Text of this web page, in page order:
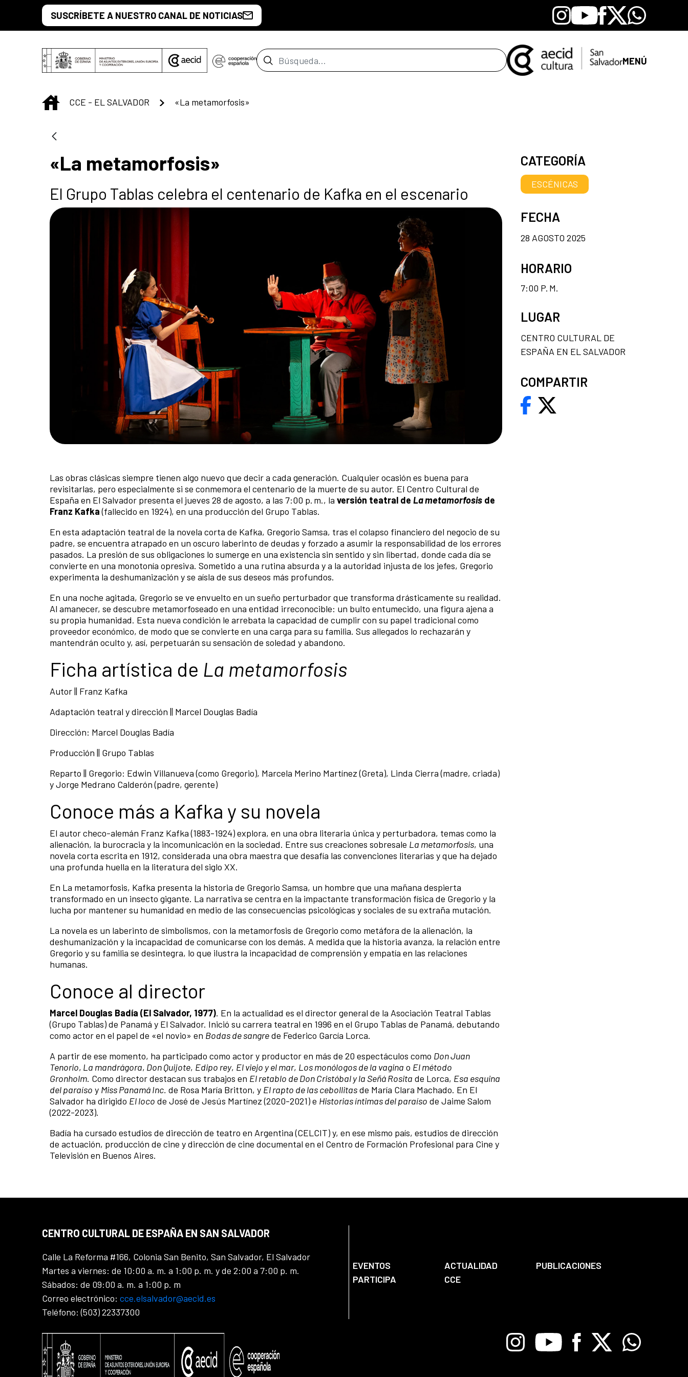
Saltar al contenido principal
SUSCRÍBETE A NUESTRO CANAL DE NOTICIAS Instagram
YoutubeFacebook
X Whatsapp
Barra de búsqueda MENÚ
INICIO
CCE - EL SALVADOR «La metamorfosis»
«La metamorfosis»
El Grupo Tablas celebra el centenario de Kafka en el escenario
Las obras clásicas siempre tienen algo nuevo que decir a cada generación. Cualquier ocasión es buena para
revisitarlas, pero especialmente si se conmemora el centenario de la muerte de su autor. El Centro Cultural de
España en El Salvador presenta el jueves 28 de agosto, a las 7:00 p. m., la versión teatral de La metamorfosis de
Franz Kafka(fallecido en 1924), en una producción del Grupo Tablas.
En esta adaptación teatral de la novela corta de Kafka, Gregorio Samsa, tras el colapso financiero del negocio de su
padre, se encuentra atrapado en un oscuro laberinto de deudas y forzado a asumir la responsabilidad de los errores
pasados. La presión de sus obligaciones lo sumerge en una existencia sin sentido y sin libertad, donde cada día se
convierte en una monotonía opresiva. Sometido a una rutina absurda y a la autoridad injusta de los jefes, Gregorio
experimenta la deshumanización y se aísla de sus deseos más profundos.
En una noche agitada, Gregorio se ve envuelto en un sueño perturbador que transforma drásticamente su realidad.
Al amanecer, se descubre metamorfoseado en una entidad irreconocible: un bulto entumecido, una figura ajena a
su propia humanidad. Esta nueva condición le arrebata la capacidad de cumplir con su papel tradicional como
proveedor económico, de modo que se convierte en una carga para su familia. Sus allegados lo rechazarán y
mantendrán oculto y, así, perpetuarán su sensación de soledad y abandono.
Ficha artística de La metamorfosis
Autor || Franz Kafka
Adaptación teatral y dirección || Marcel Douglas Badía
Dirección: Marcel Douglas Badía
Producción || Grupo Tablas
Reparto || Gregorio: Edwin Villanueva (como Gregorio), Marcela Merino Martínez (Greta), Linda Cierra (madre, criada)
y Jorge Medrano Calderón (padre, gerente)
Conoce más a Kafka y su novela
El autor checo-alemán Franz Kafka (1883-1924) explora, en una obra literaria única y perturbadora, temas como la
alienación, la burocracia y la incomunicación en la sociedad. Entre sus creaciones sobresale La metamorfosis, una
novela corta escrita en 1912, considerada una obra maestra que desafía las convenciones literarias y que ha dejado
una profunda huella en la literatura del siglo XX.
En La metamorfosis, Kafka presenta la historia de Gregorio Samsa, un hombre que una mañana despierta
transformado en un insecto gigante. La narrativa se centra en la impactante transformación física de Gregorio y la
lucha por mantener su humanidad en medio de las consecuencias psicológicas y sociales de su extraña mutación.
La novela es un laberinto de simbolismos, con la metamorfosis de Gregorio como metáfora de la alienación, la
deshumanización y la incapacidad de comunicarse con los demás. A medida que la historia avanza, la relación entre
Gregorio y su familia se desintegra, lo que ilustra la incapacidad de comprensión y empatía en las relaciones
humanas.
Conoce al director
Marcel Douglas Badía (El Salvador, 1977). En la actualidad es el director general de la Asociación Teatral Tablas
(Grupo Tablas) de Panamá y El Salvador. Inició su carrera teatral en 1996 en el Grupo Tablas de Panamá, debutando
como actor en el papel de «el novio» en Bodas de sangrede Federico García Lorca.
A partir de ese momento, ha participado como actor y productor en más de 20 espectáculos como Don Juan
Tenorio, La mandrágora, Don Quijote, Edipo rey, El viejo y el mar, Los monólogos de la vagina o El método
Gronholm. Como director destacan sus trabajos en El retablo de Don Cristóbal y la Señá Rosita de Lorca, Esa esquina
del paraíso y Miss Panamá Inc. de Rosa María Britton, y El rapto de las cebollitasde María Clara Machado. En El
Salvador ha dirigido El loco de José de Jesús Martínez (2020-2021) e Historias íntimas del paraíso de Jaime Salom
(2022-2023).
Badía ha cursado estudios de dirección de teatro en Argentina (CELCIT) y, en ese mismo país, estudios de dirección
de actuación, producción de cine y dirección de cine documental en el Centro de Formación Profesional para Cine y
Televisión en Buenos Aires.
CATEGORÍA
ESCÉNICAS
FECHA
28 AGOSTO 2025
HORARIO
7:00 P. M.
LUGAR
CENTRO CULTURAL DE
ESPAÑA EN EL SALVADOR
COMPARTIR
CENTRO CULTURAL DE ESPAÑA EN SAN SALVADOR
Calle La Reforma #166, Colonia San Benito, San Salvador, El Salvador
Martes a viernes: de 10:00 a. m. a 1:00 p. m. y de 2:00 a 7:00 p. m.
Sábados: de 09:00 a. m. a 1:00 p. m
Correo electrónico: cce.elsalvador@aecid.es
Teléfono: (503) 22337300
EVENTOS ACTUALIDAD
PUBLICACIONES
PARTICIPA
CCE
InstagramYoutube Facebook
X Whatsapp